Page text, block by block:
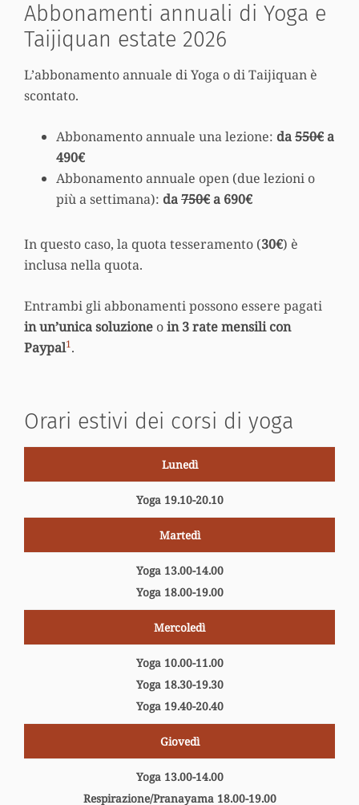
Abbonamenti annuali di Yoga e
Taijiquan estate 2026
L’abbonamento annuale di Yoga o di Taijiquan è
scontato.
Abbonamento annuale una lezione: da550€a
490€
Abbonamento annuale open (due lezioni o
più a settimana): da750€a 690€
In questo caso, la quota tesseramento (30€) è
inclusa nella quota.
Entrambi gli abbonamenti possono essere pagati
in un’unica soluzione oin 3 rate mensili con
Paypal1.
Orari estivi dei corsi di yoga
Lunedì
Yoga 19.10-20.10
Martedì
Yoga 13.00-14.00
Yoga 18.00-19.00
Mercoledì
Yoga 10.00-11.00
Yoga 18.30-19.30
Yoga 19.40-20.40
Giovedì
Yoga 13.00-14.00
Respirazione/Pranayama 18.00-19.00